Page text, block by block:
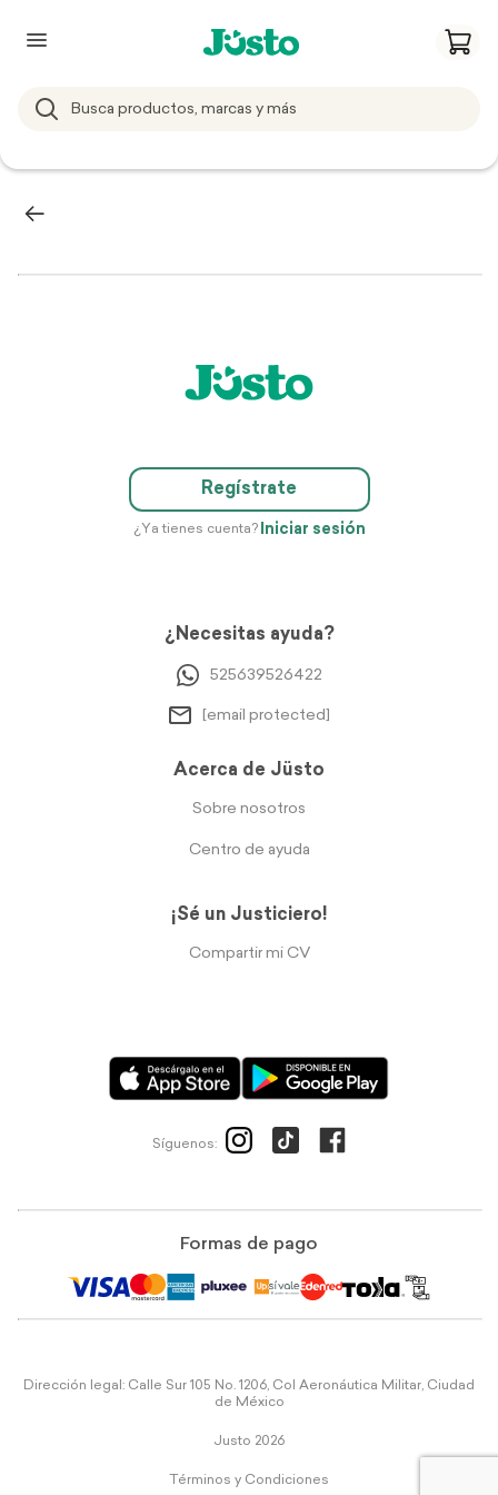
Regístrate
¿Ya tienes cuenta? Iniciar sesión
¿Necesitas ayuda?
525639526422
[email protected]
Acerca de Jüsto
Sobre nosotros
Centro de ayuda
¡Sé un Justiciero!
Compartir mi CV
Síguenos:
Formas de pago
Dirección legal: Calle Sur 105 No. 1206, Col Aeronáutica Militar, Ciudad
de México
Justo 2026
Términos y Condiciones